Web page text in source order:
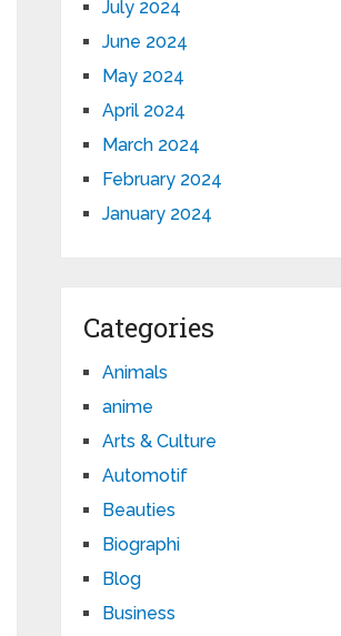
July 2024
June 2024
May 2024
April 2024
March 2024
February 2024
January 2024
Categories
Animals
anime
Arts & Culture
Automotif
Beauties
Biographi
Blog
Business